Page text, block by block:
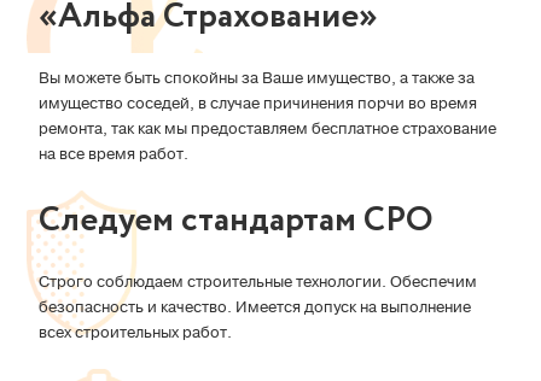
«Альфа Страхование»
Вы можете быть спокойны за Ваше имущество, а также за
имущество соседей, в случае причинения порчи во время
ремонта, так как мы предоставляем бесплатное страхование
на все время работ.
Строго соблюдаем строительные технологии. Обеспечим
безопасность и качество. Имеется допуск на выполнение
всех строительных работ.
Следуем стандартам СРО